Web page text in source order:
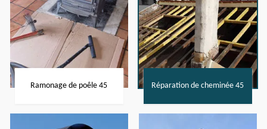
Ramonage de poêle 45 Réparation de cheminée 45